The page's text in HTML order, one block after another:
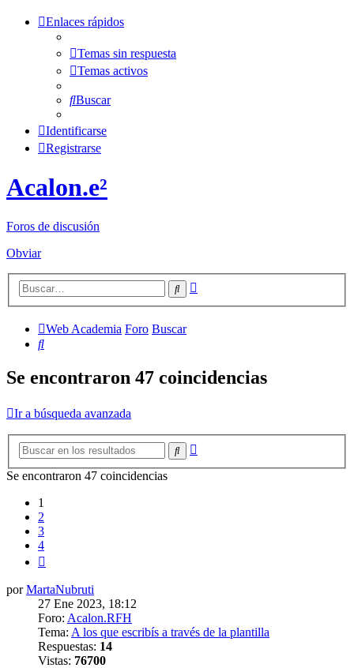
Enlaces rápidos
Temas sin respuesta
Temas activos
Buscar
Identificarse
Registrarse
Acalon.e²
Foros de discusión
Obviar
Buscar
Web Academia Foro Buscar
Buscar
Se encontraron 47 coincidencias
Ir a búsqueda avanzada
Buscar
Se encontraron 47 coincidencias
1
2
3
4
porMartaNubruti
27 Ene 2023, 18:12
Foro: Acalon.RFH
Tema: A los que escribís a través de la plantilla
Respuestas: 14
Vistas: 76700